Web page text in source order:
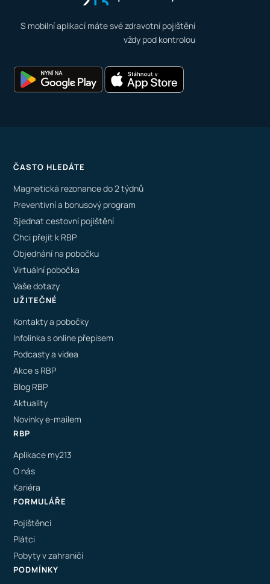
S mobilní aplikací máte své zdravotní pojištění
vždy pod kontrolou
ČASTO HLEDÁTE
Magnetická rezonance do 2 týdnů
Preventivní a bonusový program
Sjednat cestovní pojištění
Chci přejít k RBP
Objednání na pobočku
Virtuální pobočka
Vaše dotazy
UŽITEČNÉ
Kontakty a pobočky
Infolinka s online přepisem
Podcasty a videa
Akce s RBP
Blog RBP
Aktuality
Novinky e-mailem
RBP
Aplikace my213
O nás
Kariéra
FORMULÁŘE
Pojištěnci
Plátci
Pobyty v zahraničí
PODMÍNKY